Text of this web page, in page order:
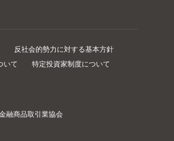
反社会的勢力に対する基本方針
いて
特定投資家制度について
融商品取引業協会